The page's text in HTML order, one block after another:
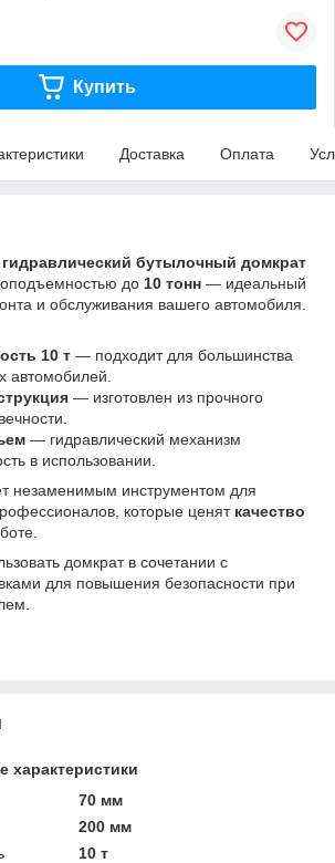
Купить
Доставка Оплата
гидравлический бутылочный домкрат
до 10 тонн — идеальный
и обслуживания вашего автомобиля.
10 т — подходит для большинства
автомобилей.
— изготовлен из прочного
— гидравлический механизм
в использовании.
незаменимым инструментом для
которые ценят качество
домкрат в сочетании с
для повышения безопасности при
характеристики
70 мм
200 мм
10 т